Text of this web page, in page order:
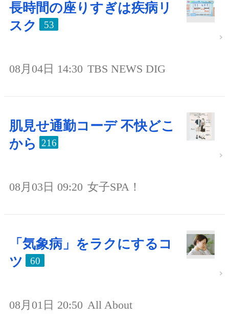
長時間の座りすぎは疾病リ
スク
53
08月04日 14:30 TBS NEWS DIG
肌見せ通勤コーデ 不快どこ
から
216
08月03日 09:20 女子SPA！
「気象病」をラクにするコ
ツ
60
08月01日 20:50 All About